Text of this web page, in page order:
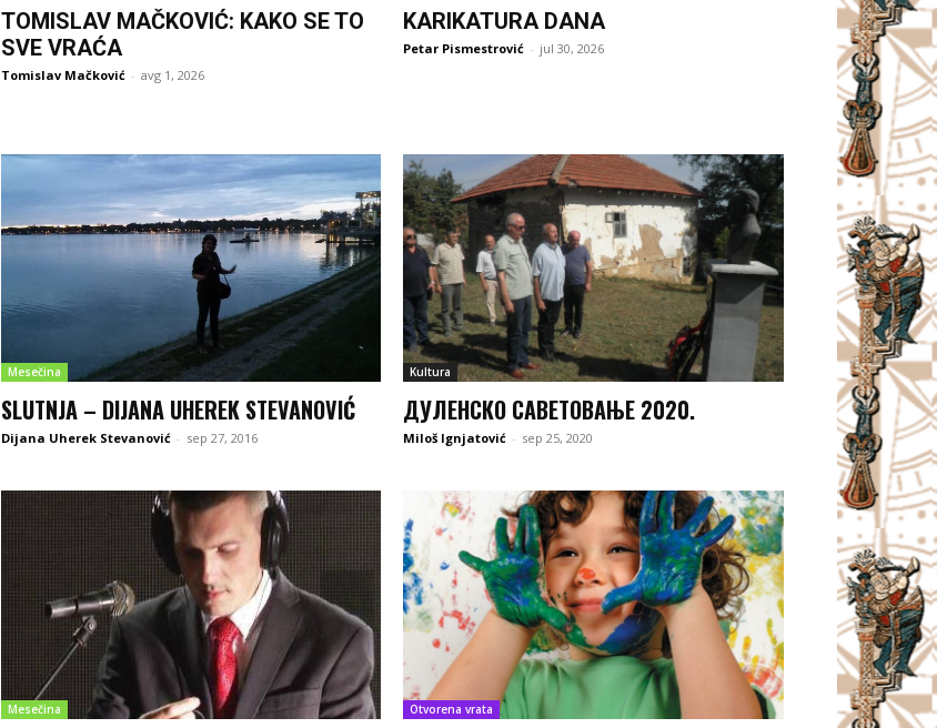
TOMISLAV MAČKOVIĆ: KAKO SE TO
SVE VRAĆA
Tomislav Mačković - avg 1, 2026
KARIKATURA DANA
Petar Pismestrović - jul 30, 2026
Mesečina
SLUTNJA – DIJANA UHEREK STEVANOVIĆ
Dijana Uherek Stevanović - sep 27, 2016
Kultura
ДУЛЕНСКО САВЕТОВАЊЕ 2020.
Miloš Ignjatović - sep 25, 2020
Mesečina Otvorena vrata